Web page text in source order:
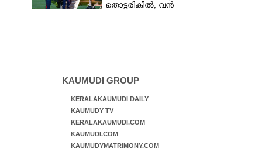
തൊട്ടരികിൽ; വൻ
തലനാരിഴയ്‌ക്ക്,
KAUMUDI GROUP
KERALAKAUMUDI DAILY
KAUMUDY TV
KERALAKAUMUDI.COM
KAUMUDI.COM
KAUMUDYMATRIMONY.COM